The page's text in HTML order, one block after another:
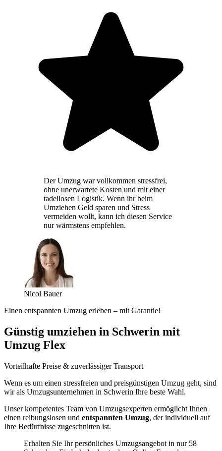
Der Umzug war vollkommen stressfrei,
ohne unerwartete Kosten und mit einer
tadellosen Logistik. Wenn ihr beim
Umziehen Geld sparen und Stress
vermeiden wollt, kann ich diesen Service
nur wärmstens empfehlen.
Nicol Bauer
Einen entspannten Umzug erleben – mit Garantie!
Günstig umziehen in Schwerin mit
Umzug Flex
Vorteilhafte Preise & zuverlässiger Transport
Wenn es um einen stressfreien und preisgünstigen Umzug geht, sind
wir als Umzugsunternehmen in Schwerin Ihre beste Wahl.
Unser kompetentes Team von Umzugsexperten ermöglicht Ihnen
einen reibungslosen und entspannten Umzug, der individuell auf
Ihre Bedürfnisse zugeschnitten ist.
Erhalten Sie Ihr persönliches Umzugsangebot in nur 58